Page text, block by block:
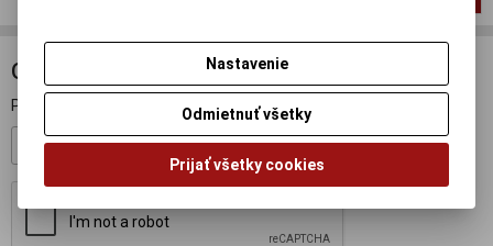
ODBER NOVINIEK
Prihláste sa k odberu noviniek
Registrovať
Nastavenie
Odmietnuť všetky
Prijať všetky cookies